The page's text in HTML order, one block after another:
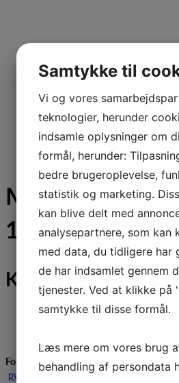
Mød den nye
15.Juni 2025
Konstituering 15.
Formand: Pia-Vera Mølgaard, Sydjylland,
pvpv2403@gmail.com
Samtykke til
Vi og vores
teknologier, herunder
indsamle oplysninger om
formål, herunder:
bedre brugeroplevelse,
statistik og marketing.
kan blive delt med
analysepartnere, som kan
med data, du tidligere har
de har indsamlet gennem
tjenester. Ved at klikke på
samtykke til disse formål.
Læs mere om vores brug
behandling af persondata